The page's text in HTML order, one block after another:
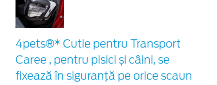
4pets®* Cutie pentru Transport
Caree , pentru pisici și câini, se
fixează în siguranță pe orice scaun